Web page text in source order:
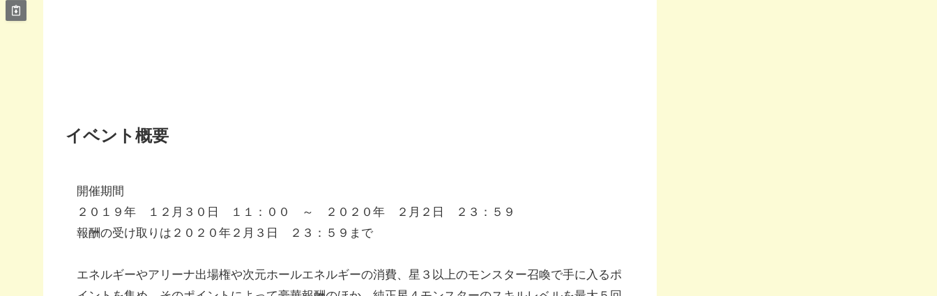
イベント概要
開催期間
２０１９年 １２月３０日 １１：００ ～ ２０２０年 ２月２日 ２３：５９
報酬の受け取りは２０２０年２月３日 ２３：５９まで
エネルギーやアリーナ出場権や次元ホールエネルギーの消費、星３以上のモンスター召喚で手に入るポ